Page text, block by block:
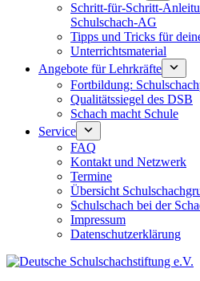
Schritt-für-Schritt-
Schulschach-AG
Tipps und Tricks für
Unterrichtsmaterial
Angebote für Lehrkräfte
Fortbildung:
Qualitätssiegel des DSB
Schach macht Schule
Service
FAQ
Kontakt und Netzwerk
Termine
Übersicht
Schulschach bei der
Impressum
Datenschutzerklärung